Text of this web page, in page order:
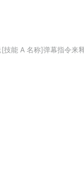
技能 A 名称]弹幕指令来